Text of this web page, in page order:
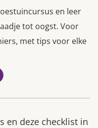
en leer
tot oogst. Voor
met tips voor elke
en deze checklist in